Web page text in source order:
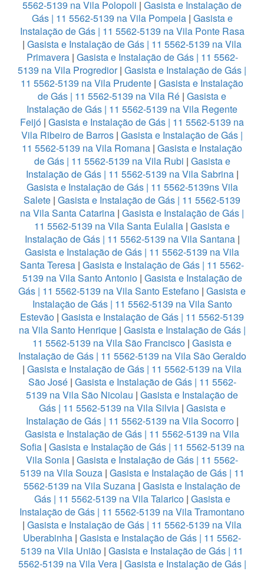
5562-5139 na Vila Polopoli | Gasista e Instalação de
Gás | 11 5562-5139 na Vila Pompeia| Gasista e
Instalação de Gás | 11 5562-5139 na Vila Ponte Rasa
| Gasista e Instalação de Gás | 11 5562-5139 na Vila
Primavera| Gasista e Instalação de Gás | 11 5562-
5139 na Vila Progredior| Gasista e Instalação de Gás |
11 5562-5139 na Vila Prudente | Gasista e Instalação
de Gás | 11 5562-5139 na Vila Ré | Gasista e
Instalação de Gás | 11 5562-5139 na Vila Regente
Feijó | Gasista e Instalação de Gás | 11 5562-5139 na
Vila Ribeiro de Barros | Gasista e Instalação de Gás |
11 5562-5139 na Vila Romana | Gasista e Instalação
de Gás | 11 5562-5139 na Vila Rubi | Gasista e
Instalação de Gás | 11 5562-5139 na Vila Sabrina|
Gasista e Instalação de Gás | 11 5562-5139ns Vila
Salete | Gasista e Instalação de Gás | 11 5562-5139
na Vila Santa Catarina | Gasista e Instalação de Gás |
11 5562-5139 na Vila Santa Eulalia | Gasista e
Instalação de Gás | 11 5562-5139 na Vila Santana|
Gasista e Instalação de Gás | 11 5562-5139 na Vila
Santa Teresa | Gasista e Instalação de Gás | 11 5562-
5139 na Vila Santo Antonio| Gasista e Instalação de
Gás | 11 5562-5139 na Vila Santo Estefano | Gasista e
Instalação de Gás | 11 5562-5139 na Vila Santo
Estevão | Gasista e Instalação de Gás | 11 5562-5139
na Vila Santo Henrique| Gasista e Instalação de Gás |
11 5562-5139 na Vila São Francisco | Gasista e
Instalação de Gás | 11 5562-5139 na Vila São Geraldo
| Gasista e Instalação de Gás | 11 5562-5139 na Vila
São José| Gasista e Instalação de Gás | 11 5562-
5139 na Vila São Nicolau | Gasista e Instalação de
Gás | 11 5562-5139 na Vila Silvia| Gasista e
Instalação de Gás | 11 5562-5139 na Vila Socorro|
Gasista e Instalação de Gás | 11 5562-5139 na Vila
Sofia| Gasista e Instalação de Gás | 11 5562-5139 na
Vila Sonia | Gasista e Instalação de Gás | 11 5562-
5139 na Vila Souza| Gasista e Instalação de Gás | 11
5562-5139 na Vila Suzana | Gasista e Instalação de
Gás | 11 5562-5139 na Vila Talarico| Gasista e
Instalação de Gás | 11 5562-5139 na Vila Tramontano
| Gasista e Instalação de Gás | 11 5562-5139 na Vila
Uberabinha | Gasista e Instalação de Gás | 11 5562-
5139 na Vila União | Gasista e Instalação de Gás | 11
5562-5139 na Vila Vera| Gasista e Instalação de Gás |